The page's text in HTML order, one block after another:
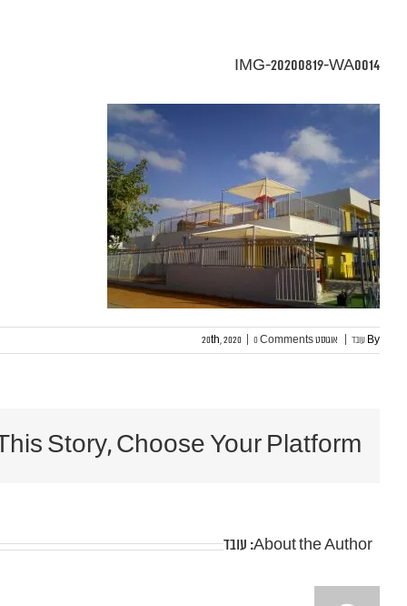
IMG-20200819-WA0014
By עובד אוגוסט 20th, 20200 Comments
Story, Choose Your Platform!
About the Author: עובד